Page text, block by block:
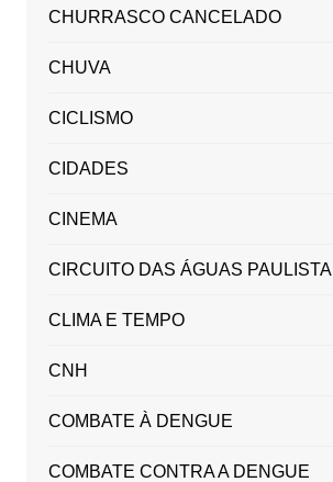
CHURRASCO CANCELADO
CHUVA
CICLISMO
CIDADES
CINEMA
CIRCUITO DAS ÁGUAS PAULISTA
CLIMA E TEMPO
CNH
COMBATE À DENGUE
COMBATE CONTRA A DENGUE